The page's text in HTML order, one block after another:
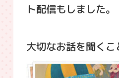
ト配信もしました。
大切なお話を聞く